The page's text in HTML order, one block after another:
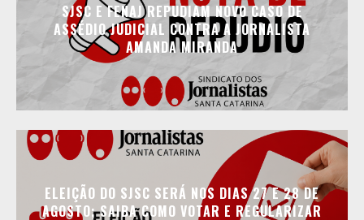
SJSC E FENAJ REPUDIAM NOVO CASO DE
ASSÉDIO JUDICIAL CONTRA A JORNALISTA
AMANDA MIRANDA
ELEIÇÃO DO SJSC SERÁ NOS DIAS 27 E 28 DE
AGOSTO; SAIBA COMO VOTAR E REGULARIZAR